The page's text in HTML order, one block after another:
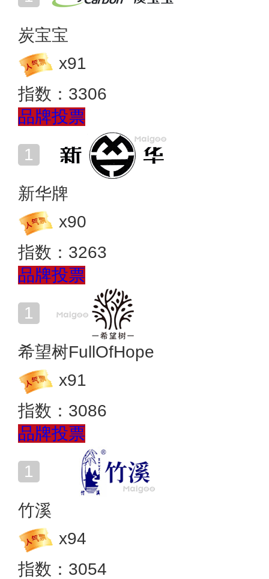
炭宝宝
x91
指数： 3306
品牌投票
新华牌
x90
指数： 3263
品牌投票
希望树FullOfHope
x91
指数： 3086
品牌投票
竹溪
x94
指数： 3054